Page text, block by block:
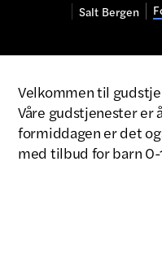
Salt Bergen
Velkommen til
Våre gudstjenester er
formiddagen er det
med tilbud for barn 0-